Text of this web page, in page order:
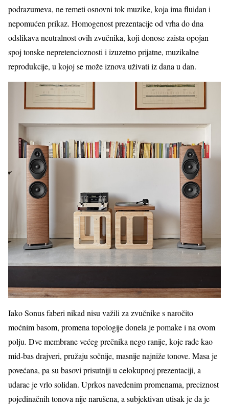
podrazumeva, ne remeti osnovni tok muzike, koja ima fluidan i
nepomućen prikaz. Homogenost prezentacije od vrha do dna
odslikava neutralnost ovih zvučnika, koji donose zaista opojan
spoj tonske nepretencioznosti i izuzetno prijatne, muzikalne
reprodukcije, u kojoj se može iznova uživati iz dana u dan.
Iako Sonus faberi nikad nisu važili za zvučnike s naročito
moćnim basom, promena topologije donela je pomake i na ovom
polju. Dve membrane većeg prečnika nego ranije, koje rade kao
mid-bas drajveri, pružaju sočnije, masnije najniže tonove. Masa je
povećana, pa su basovi prisutniji u celokupnoj prezentaciji, a
udarac je vrlo solidan. Uprkos navedenim promenama, preciznost
pojedinačnih tonova nije narušena, a subjektivan utisak je da je